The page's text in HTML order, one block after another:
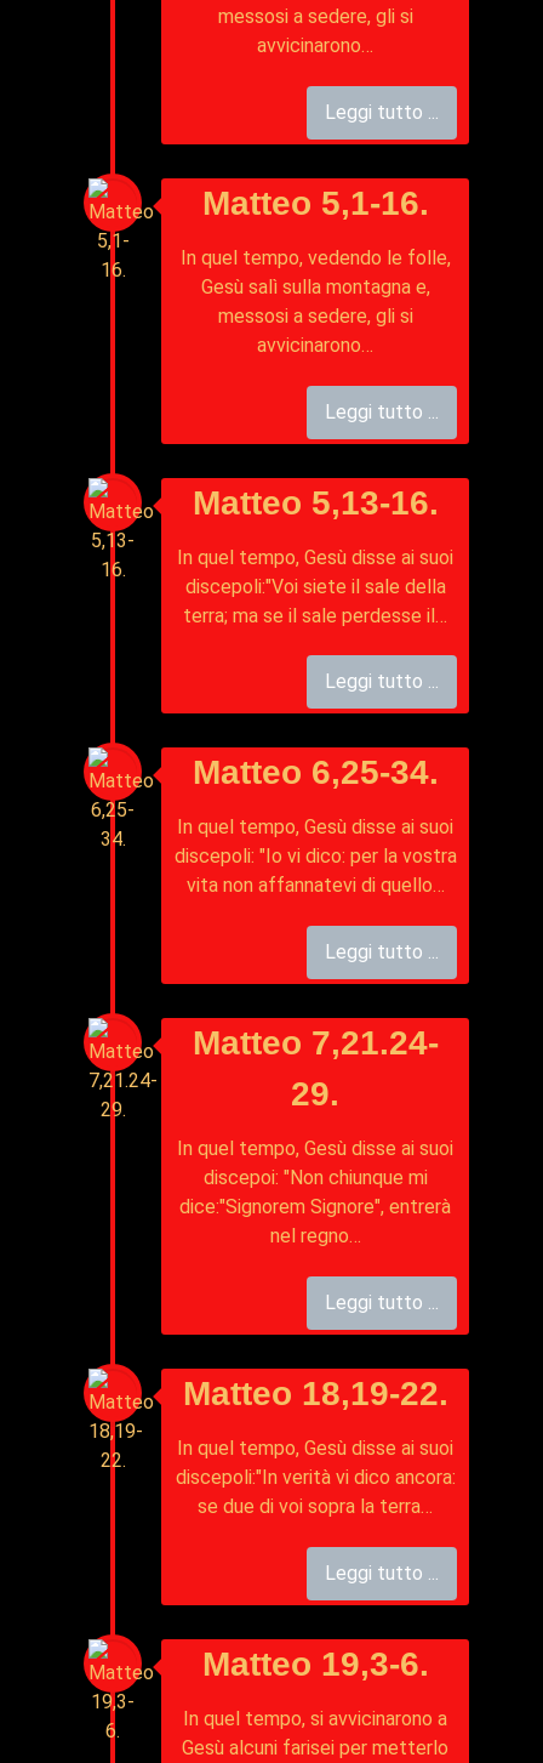
messosi a sedere, gli si
avvicinarono…
Leggi tutto ...
Matteo 5,1-16.
In quel tempo, vedendo le folle,
Gesù salì sulla montagna e,
messosi a sedere, gli si
avvicinarono…
Leggi tutto ...
Matteo 5,13-16.
In quel tempo, Gesù disse ai suoi
discepoli:"Voi siete il sale della
terra; ma se il sale perdesse il…
Leggi tutto ...
Matteo 6,25-34.
In quel tempo, Gesù disse ai suoi
discepoli: "Io vi dico: per la vostra
vita non affannatevi di quello…
Leggi tutto ...
Matteo 7,21.24-
29.
In quel tempo, Gesù disse ai suoi
discepoi: "Non chiunque mi
dice:"Signorem Signore", entrerà
nel regno…
Leggi tutto ...
Matteo 18,19-22.
In quel tempo, Gesù disse ai suoi
discepoli:"In verità vi dico ancora:
se due di voi sopra la terra…
Leggi tutto ...
Matteo 19,3-6.
In quel tempo, si avvicinarono a
Gesù alcuni farisei per metterlo